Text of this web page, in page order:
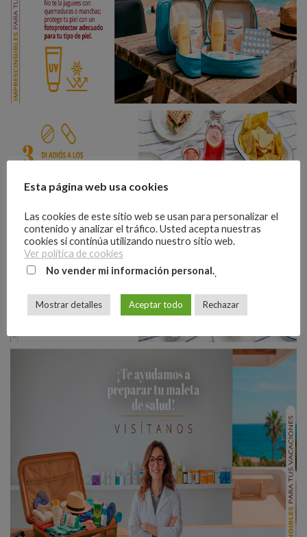
Esta página web usa cookies
Las cookies de este sitio web se usan para personalizar el
contenido y analizar el tráfico. Usted acepta nuestras
cookies si continúa utilizando nuestro sitio web.
Ver política de cookies
No vender mi información personal.
Mostrar detalles Aceptar todo Rechazar